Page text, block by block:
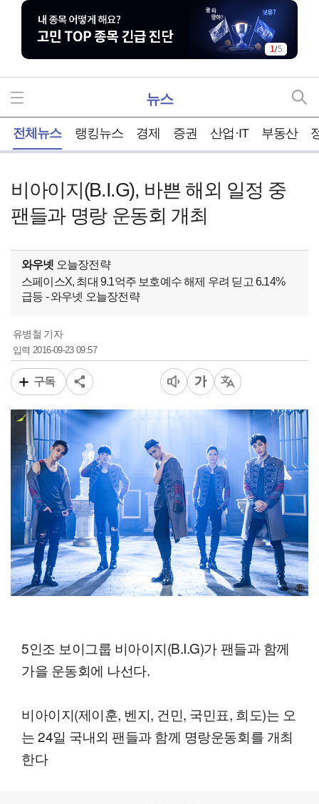
1/5
뉴스
전체뉴스 랭킹뉴스 경제 증권 산업·IT 부동산
비아이지(B.I.G), 바쁜 해외 일정 중
팬들과 명랑 운동회 개최
와우넷 오늘장전략
스페이스X, 최대 9.1억주 보호예수 해제 우려 딛고 6.14%
급등 - 와우넷 오늘장전략
유병철 기자
입력2016-09-23 09:57
구독
5인조 보이그룹 비아이지(B.I.G)가 팬들과 함께
가을 운동회에 나선다.
비아이지(제이훈, 벤지, 건민, 국민표, 희도)는 오
는 24일 국내외 팬들과 함께 명랑운동회를 개최
한다